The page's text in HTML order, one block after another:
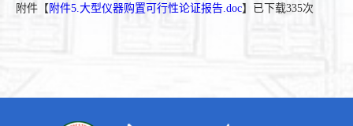
附件【 附件5.大型仪器购置可行性论证报告.doc】已下载335次